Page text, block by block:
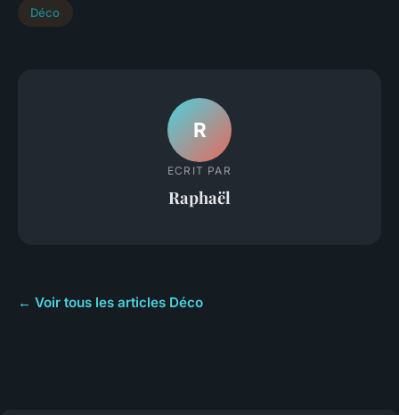
Déco
R
ECRIT PAR
Raphaël
← Voir tous les articles Déco